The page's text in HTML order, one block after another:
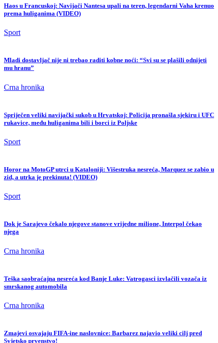
Haos u Francuskoj: Navijači Nantesa upali na teren, legendarni Vaha krenuo
prema huliganima (VIDEO)
Sport
Mladi dostavljač nije ni trebao raditi kobne noći: “Svi su se plašili odnijeti
mu hranu”
Crna hronika
Spriječen veliki navijački sukob u Hrvatskoj: Policija pronašla sjekiru i UFC
rukavice, među huliganima bili i borci iz Poljske
Sport
Horor na MotoGP utrci u Kataloniji: Višestruka nesreća, Marquez se zabio u
zid, a utrka je prekinuta! (VIDEO)
Sport
Dok je Sarajevo čekalo njegove stanove vrijedne milione, Interpol čekao
njega
Crna hronika
Teška saobraćajna nesreća kod Banje Luke: Vatrogasci izvlačili vozača iz
smrskanog automobila
Crna hronika
Zmajevi osvajaju FIFA-ine naslovnice: Barbarez najavio veliki cilj pred
Svjetsko prvenstvo!